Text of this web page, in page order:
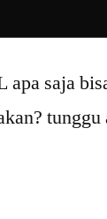
saja